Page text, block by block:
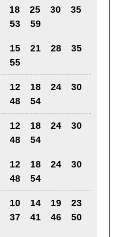
18 25 30
35
53 59
15 21 28
35
55
12 18 24
30
48 54
12 18 24
30
48 54
12 18 24
30
48 54
10 14 19
23
37 41 46
50